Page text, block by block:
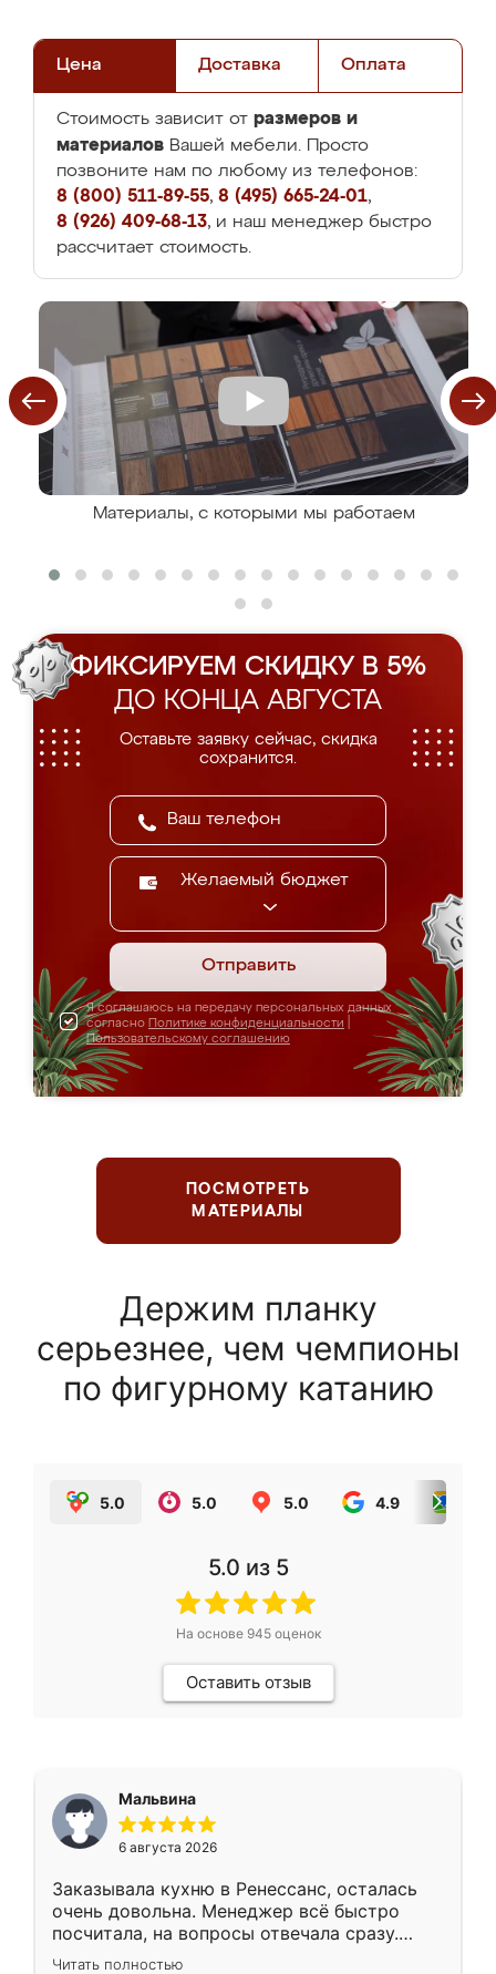
Цена Доставка Оплата
Стоимость зависит от размеров и
материалов Вашей мебели. Просто
позвоните нам по любому из телефонов:
8 (800) 511-89-55, 8 (495) 665-24-01,
8 (926) 409-68-13, и наш менеджер быстро
рассчитает стоимость.
Материалы, с которыми мы работаем
ФИКСИРУЕМ СКИДКУ В 5%
ДО КОНЦА АВГУСТА
Оставьте заявку сейчас, скидка
сохранится.
Желаемый бюджет
Отправить
Я соглашаюсь на передачу персональных данных
согласно Политике конфиденциальности
Пользовательскому соглашению
ПОСМОТРЕТЬ
МАТЕРИАЛЫ
Держим планку
серьезнее, чем чемпионы
по фигурному катанию
5.0 5.0 5.0 4.9
5.0 из 5
На основе 945оценок
Оставить отзыв
Мальвина
6 августа 2026
Заказывала кухню в Ренессанс, осталась
очень довольна. Менеджер всё быстро
посчитала, на вопросы отвечала сразу.
Замерщик приехал в субботу, подошёл к
Читать полностью